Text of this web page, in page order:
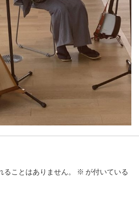
ことはありません。
※ が付いている